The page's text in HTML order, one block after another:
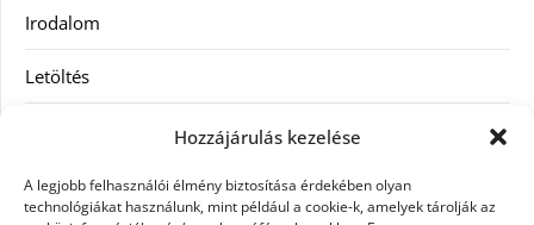
Hozzájárulás kezelése
A legjobb felhasználói élmény biztosítása érdekében olyan
technológiákat használunk, mint például a cookie-k, amelyek tárolják az
Irodalom
Letöltés
SEO